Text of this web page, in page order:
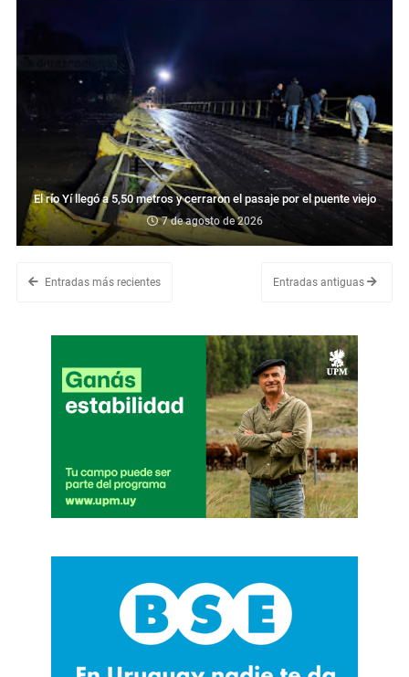
El río Yí llegó a 5,50 metros y cerraron el pasaje por el puente viejo
7 de agosto de 2026
Entradas más recientes Entradas antiguas